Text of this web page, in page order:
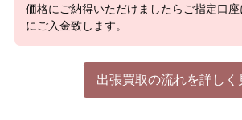
価格にご納得いただけましたらご指定口
にご入金致します。
出張買取の流れを詳しく